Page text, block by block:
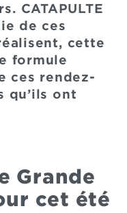
CATAPULTE
de ces
cette
formule
ces rendez-
qu’ils ont
Grande
cet été